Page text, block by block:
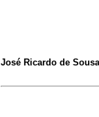
José Ricardo de